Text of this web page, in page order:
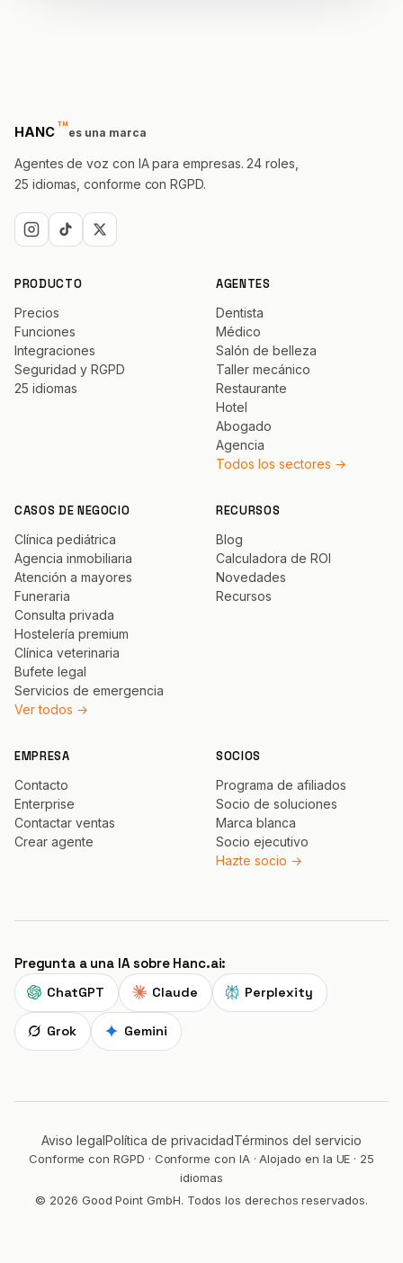
HANC™
trademarkes una marca
Agentes de voz con IA para empresas. 24 roles,
25 idiomas, conforme con RGPD.
PRODUCTO
Precios
Funciones
Integraciones
Seguridad y RGPD
25 idiomas
AGENTES
Dentista
Médico
Salón de belleza
Taller mecánico
Restaurante
Hotel
Abogado
Agencia
Todos los sectores →
CASOS DE NEGOCIO
Clínica pediátrica
Agencia inmobiliaria
Atención a mayores
Funeraria
Consulta privada
Hostelería premium
Clínica veterinaria
Bufete legal
Servicios de emergencia
Ver todos →
RECURSOS
Blog
Calculadora de ROI
Novedades
Recursos
EMPRESA
Contacto
Enterprise
Contactar ventas
Crear agente
SOCIOS
Programa de afiliados
Socio de soluciones
Marca blanca
Socio ejecutivo
Hazte socio →
Pregunta a una IA sobre Hanc.ai:
ChatGPT Claude Perplexity
Grok Gemini
Aviso legalPolítica de privacidadTérminos del servicio
Conforme con RGPD · Conforme con IA · Alojado en la UE · 25
idiomas
© 2026 Good Point GmbH. Todos los derechos reservados.